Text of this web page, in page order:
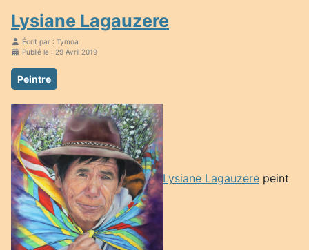
Lysiane Lagauzere
Écrit par : Tymoa
Publié le : 29 Avril 2019
Peintre
Lysiane Lagauzere peint